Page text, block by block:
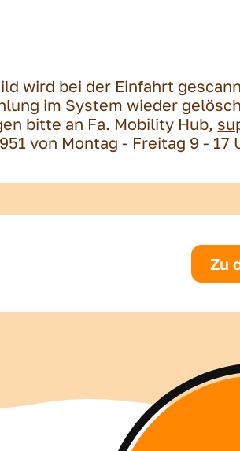
wird bei der Einfahrt
im System wieder
bitte an Fa. Mobility Hub,
von Montag - Freitag 9 - 17
Zu